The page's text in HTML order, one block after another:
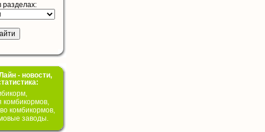
разделах:
- новости,
комбикормов,
комбикормов,
заводы.